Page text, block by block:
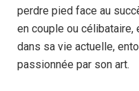
perdre pied face au
en couple ou célibataire,
dans sa vie actuelle,
passionnée par son art.